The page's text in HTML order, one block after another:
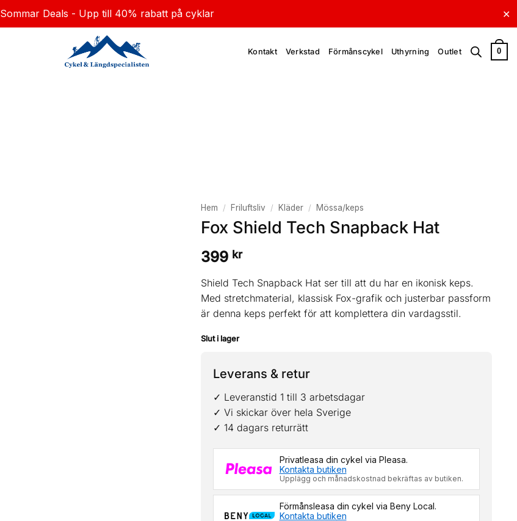
Sommar Deals - Upp till 40% rabatt på cyklar ✕
Kontakt Verkstad Förmånscykel Uthyrning Outlet 0
Hem / Friluftsliv / Kläder / Mössa/keps
Fox Shield Tech Snapback Hat
399 kr
Shield Tech Snapback Hat ser till att du har en ikonisk keps.
Med stretchmaterial, klassisk Fox-grafik och justerbar passform
är denna keps perfekt för att komplettera din vardagsstil.
Slut i lager
Leverans & retur
✓ Leveranstid 1 till 3 arbetsdagar
✓ Vi skickar över hela Sverige
✓ 14 dagars returrätt
Privatleasa din cykel via Pleasa.
Kontakta butiken
Upplägg och månadskostnad bekräftas av butiken.
Förmånsleasa din cykel via Beny Local.
Kontakta butiken